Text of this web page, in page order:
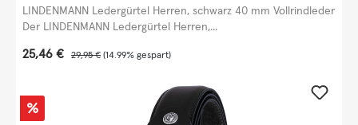
LINDENMANN Ledergürtel Herren, schwarz 40 mm Vollrindleder
Der LINDENMANN Ledergürtel Herren,...
Verkaufspreis:
25,46 € Regulärer Preis:
29,95 € (14.99% gespart)
Rabatt
%